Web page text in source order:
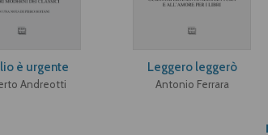
è urgente
Andreotti
Leggero leggerò
Antonio Ferrara